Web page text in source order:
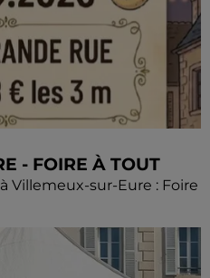
- FOIRE À TOUT
Villemeux-sur-Eure : Foire